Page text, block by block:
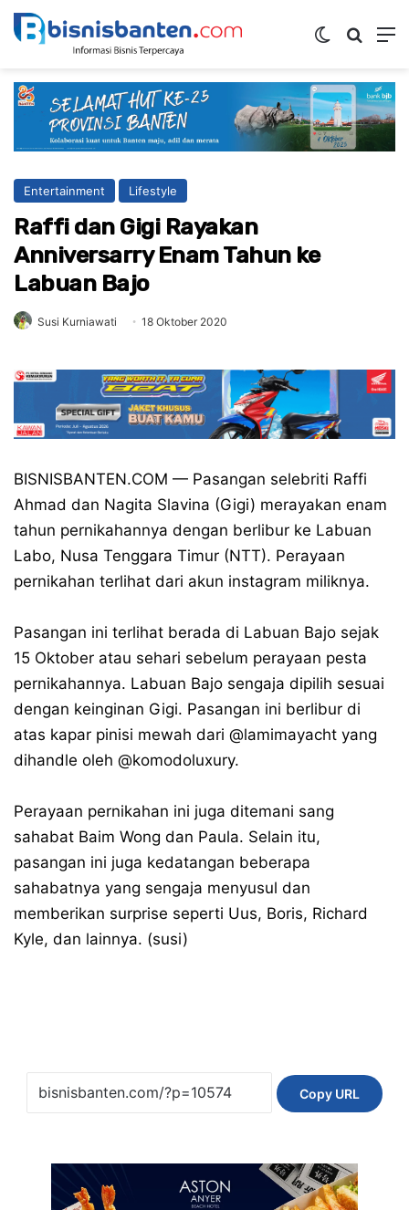
Switch skin
Entertainment Lifestyle
Raffi dan Gigi Rayakan
Anniversarry Enam Tahun ke
Labuan Bajo
Susi Kurniawati 18 Oktober 2020
BISNISBANTEN.COM — Pasangan selebriti Raffi
Ahmad dan Nagita Slavina (Gigi) merayakan enam
tahun pernikahannya dengan berlibur ke Labuan
Labo, Nusa Tenggara Timur (NTT). Perayaan
pernikahan terlihat dari akun instagram miliknya.
Pasangan ini terlihat berada di Labuan Bajo sejak
15 Oktober atau sehari sebelum perayaan pesta
pernikahannya. Labuan Bajo sengaja dipilih sesuai
dengan keinginan Gigi. Pasangan ini berlibur di
atas kapar pinisi mewah dari @lamimayacht yang
dihandle oleh @komodoluxury.
Perayaan pernikahan ini juga ditemani sang
sahabat Baim Wong dan Paula. Selain itu,
pasangan ini juga kedatangan beberapa
sahabatnya yang sengaja menyusul dan
memberikan surprise seperti Uus, Boris, Richard
Kyle, dan lainnya. (susi)
Copy URL